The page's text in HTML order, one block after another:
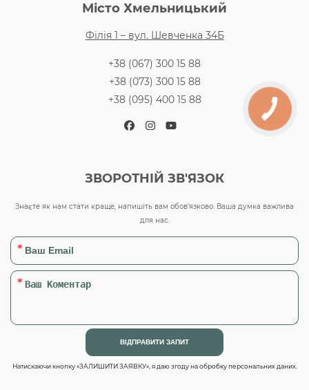
Місто Хмельницький
Філія 1 – вул. Шевченка 34Б
+38 (067) 300 15 88
+38 (073) 300 15 88
+38 (095) 400 15 88
Facebook
Instagram
YouTube
ЗВОРОТНІЙ ЗВ'ЯЗОК
Знаєте як нам стати краще, напишіть вам обов’язково. Ваша думка важлива
для нас.
Натискаючи кнопку «ЗАЛИШИТИ ЗАЯВКУ», я даю згоду на обробку персональних даних.